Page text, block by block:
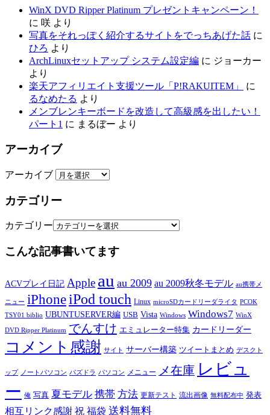
WinX DVD Ripper Platinum プレゼントキャンペーン！
に 咲 より
写真をそれっぽく紹介するサイトをでっちあげた話 に
ひろ より
ArchLinuxセットアップ システム設定編 に ジョーカー
より
楽天アフィリエイト支援ツール「P!RAKUITEM」
に
るなめたる より
メンブレンキーボードを改造して高級感を出したい！
パート1 に まるぼー より
アーカイブ
アーカイブ
カテゴリー
カテゴリー
こんな記事書いてます
ACVプレイ日記 Apple au au 2009 au 2009秋冬モデル au携帯メ
ニュー iPhoneiPod touch Linux microSDカードリーダライタ PCOK
TSY01 biblio UBUNTUSERVER編 USB Vista Windows Windows7 WinX
DVD Ripper Platinum でんすけ エミュレーター特集 カードリーダー
コメント感謝 サイト サーバー構築 ツイートまとめ デスクト
ップ ノートパソコン パズドラ パソコン メニュー メ在庫 レビュ
ー 俺 写真 夏モデル 携帯 方法 更新テスト 流出画像 無料配布中 発表
相互リンク感謝 祝 福袋 送料無料